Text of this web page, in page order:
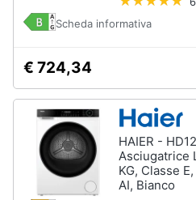
Scheda informativa
€ 724,34
HAIER -
Asciugatrice
KG, Classe
AI, Bianco